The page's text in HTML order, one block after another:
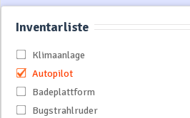
Inventarliste
Klimaanlage
Autopilot
Badeplattform
Bugstrahlruder